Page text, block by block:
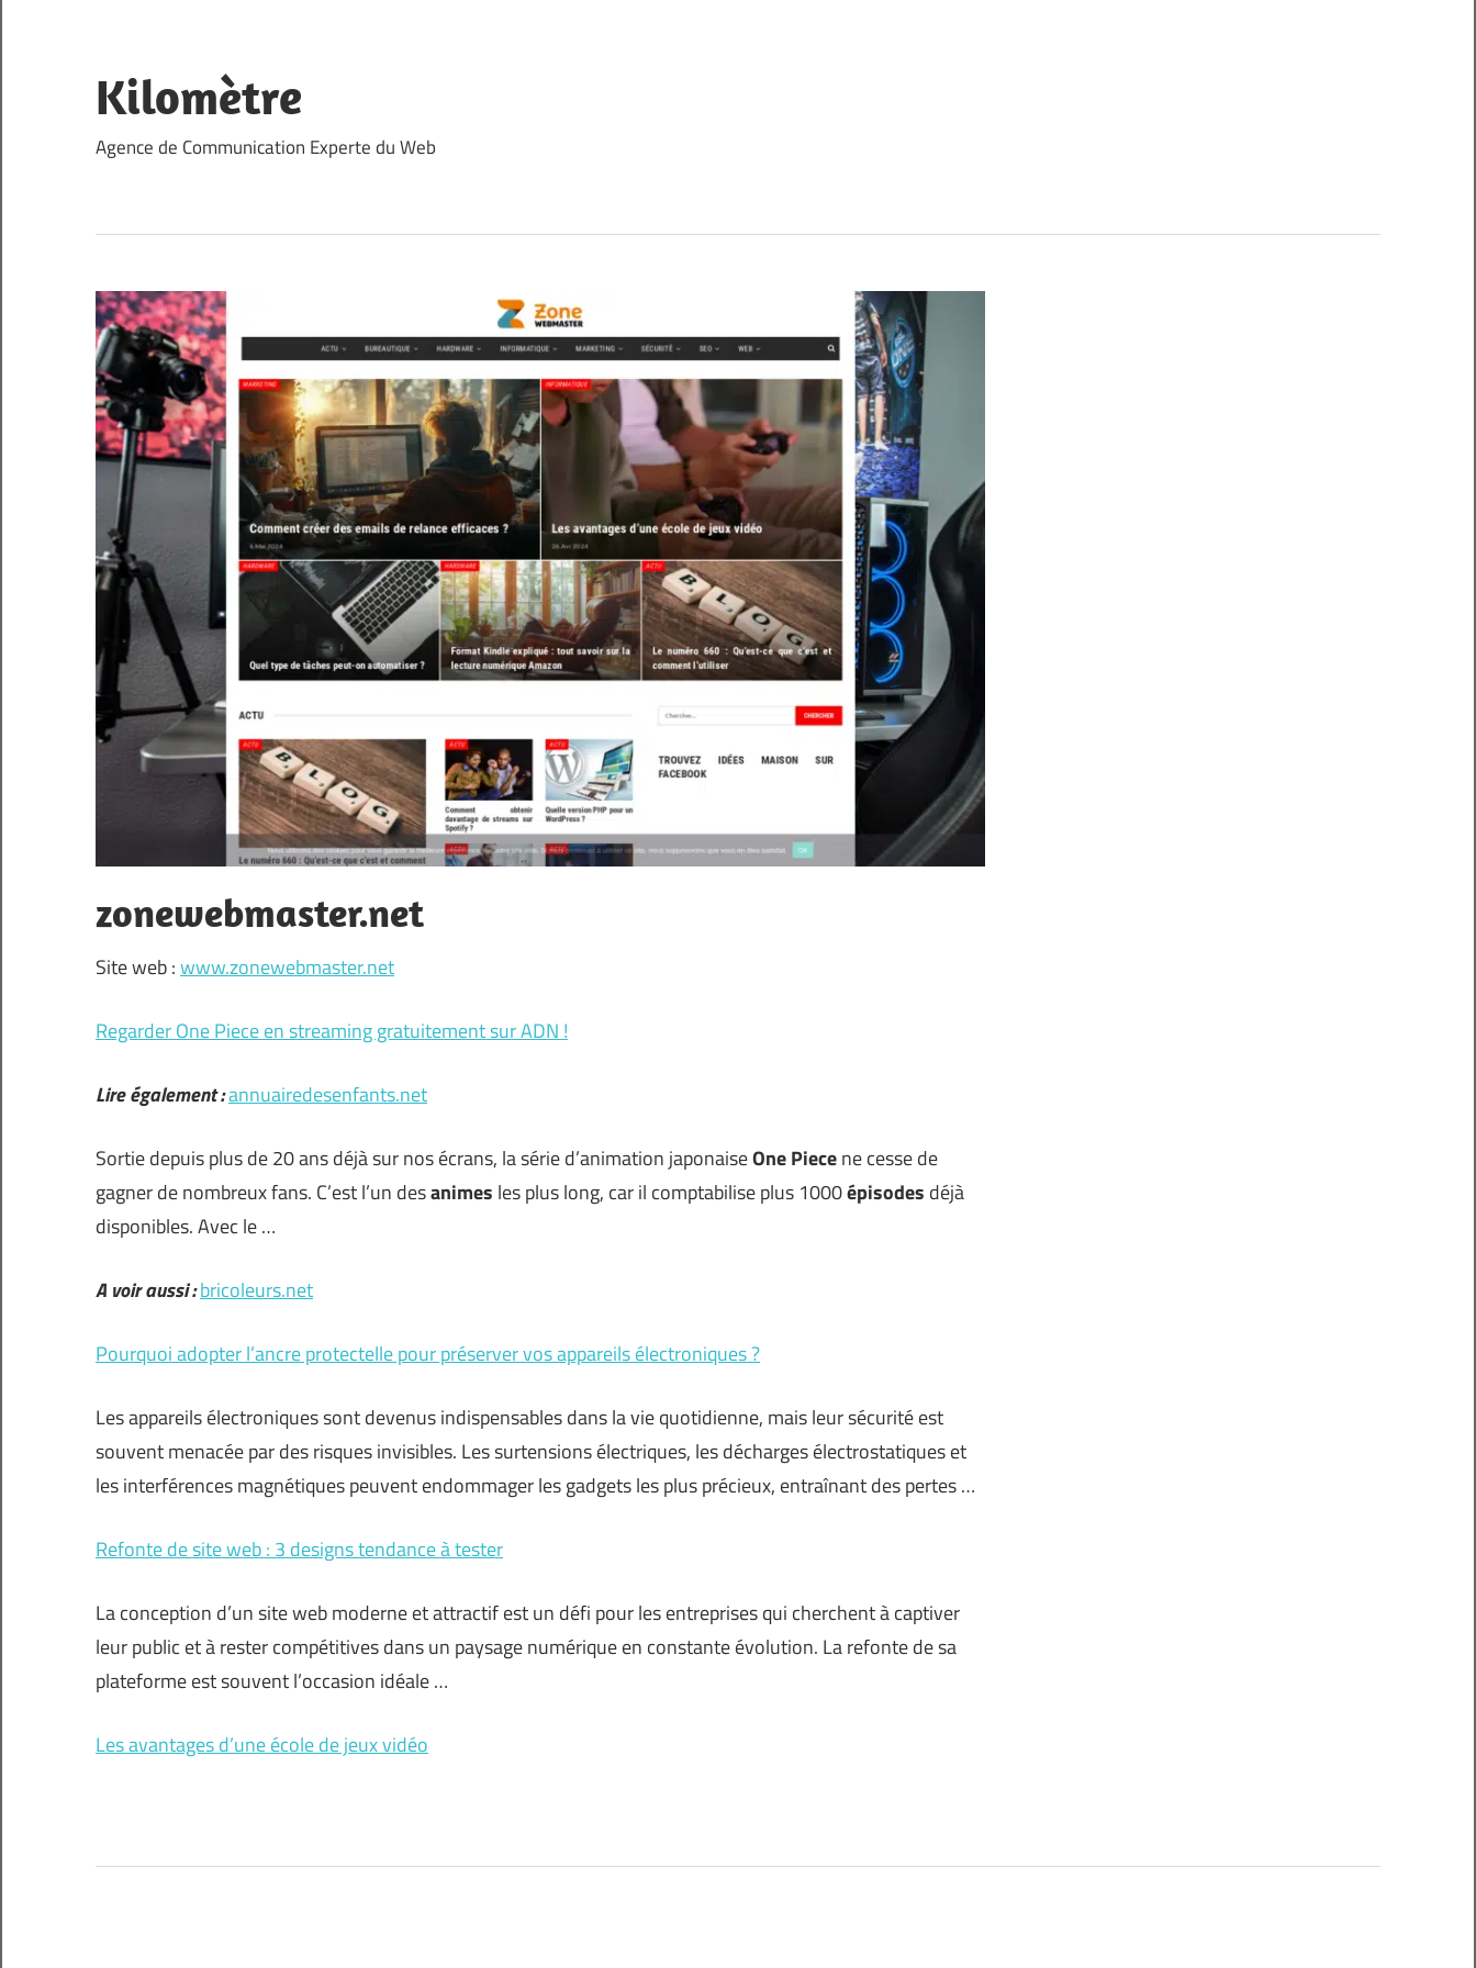
content
Kilomètre
Agence de Communication Experte du Web
zonewebmaster.net
Site web :www.zonewebmaster.net
Regarder One Piece en streaming gratuitement sur ADN !
Lire également :annuairedesenfants.net
Sortie depuis plus de 20 ans déjà sur nos écrans, la série d’animation japonaiseOnePiecene cesse de
gagner de nombreux fans. C’est l’un desanimes les plus long, car il comptabilise plus 1000épisodes déjà
disponibles. Avec le …
A voir aussi :bricoleurs.net
Pourquoi adopter l’ancre protectelle pour préserver vos appareils électroniques ?
Les appareils électroniques sont devenus indispensables dans la vie quotidienne, mais leur sécurité est
souvent menacée par des risques invisibles. Les surtensions électriques, les décharges électrostatiques et
les interférences magnétiques peuvent endommager les gadgets les plus précieux, entraînant des pertes …
Refonte de site web : 3 designs tendance à tester
La conception d’un site web moderne et attractif est un défi pour les entreprises qui cherchent à captiver
leur public et à rester compétitives dans un paysage numérique en constante évolution. La refonte de sa
plateforme est souvent l’occasion idéale …
Les avantages d’une école de jeux vidéo